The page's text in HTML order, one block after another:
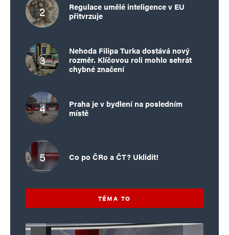
Regulace umělé inteligence v EU
přitvrzuje
Nehoda Filipa Turka dostává nový
rozměr. Klíčovou roli mohlo sehrát
chybné značení
Praha je v bydlení na posledním
místě
Co po ČRo a ČT? Uklidit!
TÉMA TO